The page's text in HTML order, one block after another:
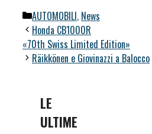
Categorie
AUTOMOBILI, News
Honda CB1000R
«70th Swiss Limited Edition»
Räikkönen e Giovinazzi a Balocco
LE
ULTIME